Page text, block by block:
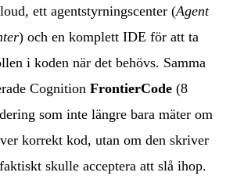
ett agentstyrningscenter (Agent
) och en komplett IDE för att ta
i koden när det behövs. Samma
Cognition FrontierCode (8
som inte längre bara mäter om
korrekt kod, utan om den skriver
skulle acceptera att slå ihop.